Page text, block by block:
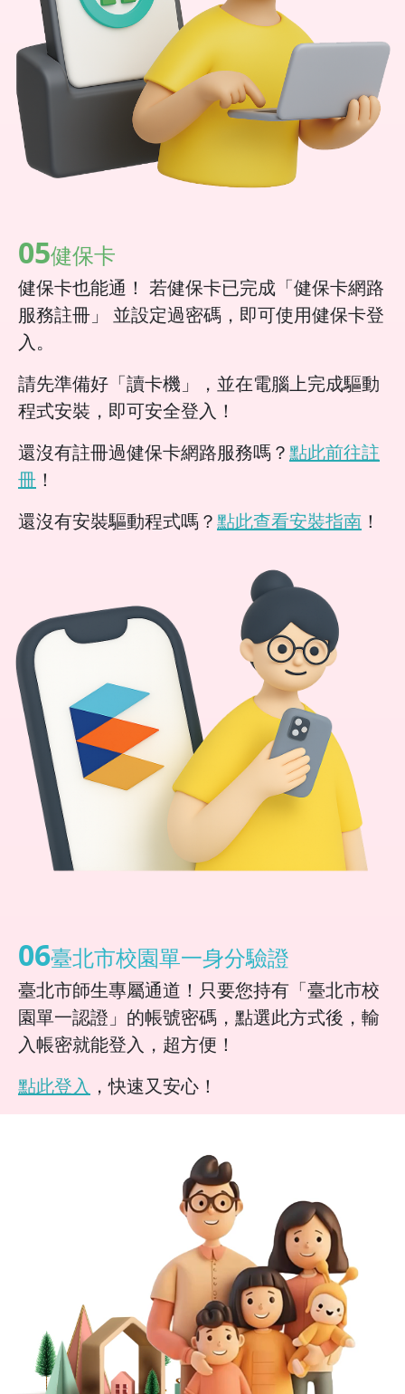
05健保卡
健保卡也能通！ 若健保卡已完成「健保卡網路
服務註冊」 並設定過密碼，即可使用健保卡登
入。
請先準備好「讀卡機」，並在電腦上完成驅動
程式安裝，即可安全登入！
還沒有註冊過健保卡網路服務嗎？點此前往註
冊 ！
還沒有安裝驅動程式嗎？點此查看安裝指南 ！
06臺北市校園單一身分驗證
臺北市師生專屬通道！只要您持有「臺北市校
園單一認證」的帳號密碼，點選此方式後，輸
入帳密就能登入，超方便！
點此登入 ，快速又安心！